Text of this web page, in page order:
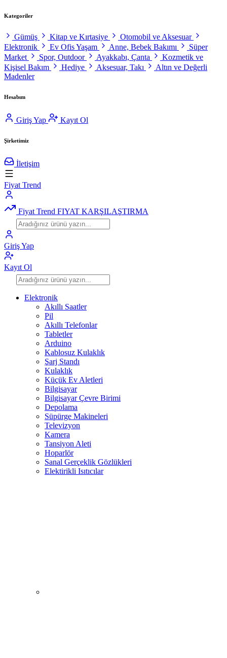
Kategoriler
Gümüş Kitap ve Kırtasiye
Otomobil ve Aksesuar
Elektronik
Ev Ofis Yaşam Anne, Bebek Bakımı
Süper
Market
Spor, Outdoor Ayakkabı, Çanta
Kozmetik ve
Kişisel Bakım
Hediye Aksesuar, Takı
Altın ve Değerli
Madenler
Hesabım
Giriş Yap Kayıt Ol
Şirketimiz
İletişim
Fiyat Trend
Fiyat Trend FIYAT KARŞILAŞTIRMA
Giriş Yap
Kayıt Ol
Elektronik
Akıllı Saatler
Pil
Akıllı Telefonlar
Tabletler
Arduino
Kablosuz Kulaklık
Şarj Standı
Kulaklık
Küçük Ev Aletleri
Bilgisayar
Bilgisayar Çevre Birimi
Depolama
Süpürge Makineleri
Televizyon
Kamera
Tansiyon Aleti
Hoparlör
Sanal Gerçeklik Gözlükleri
Elektirikli Isıtıcılar